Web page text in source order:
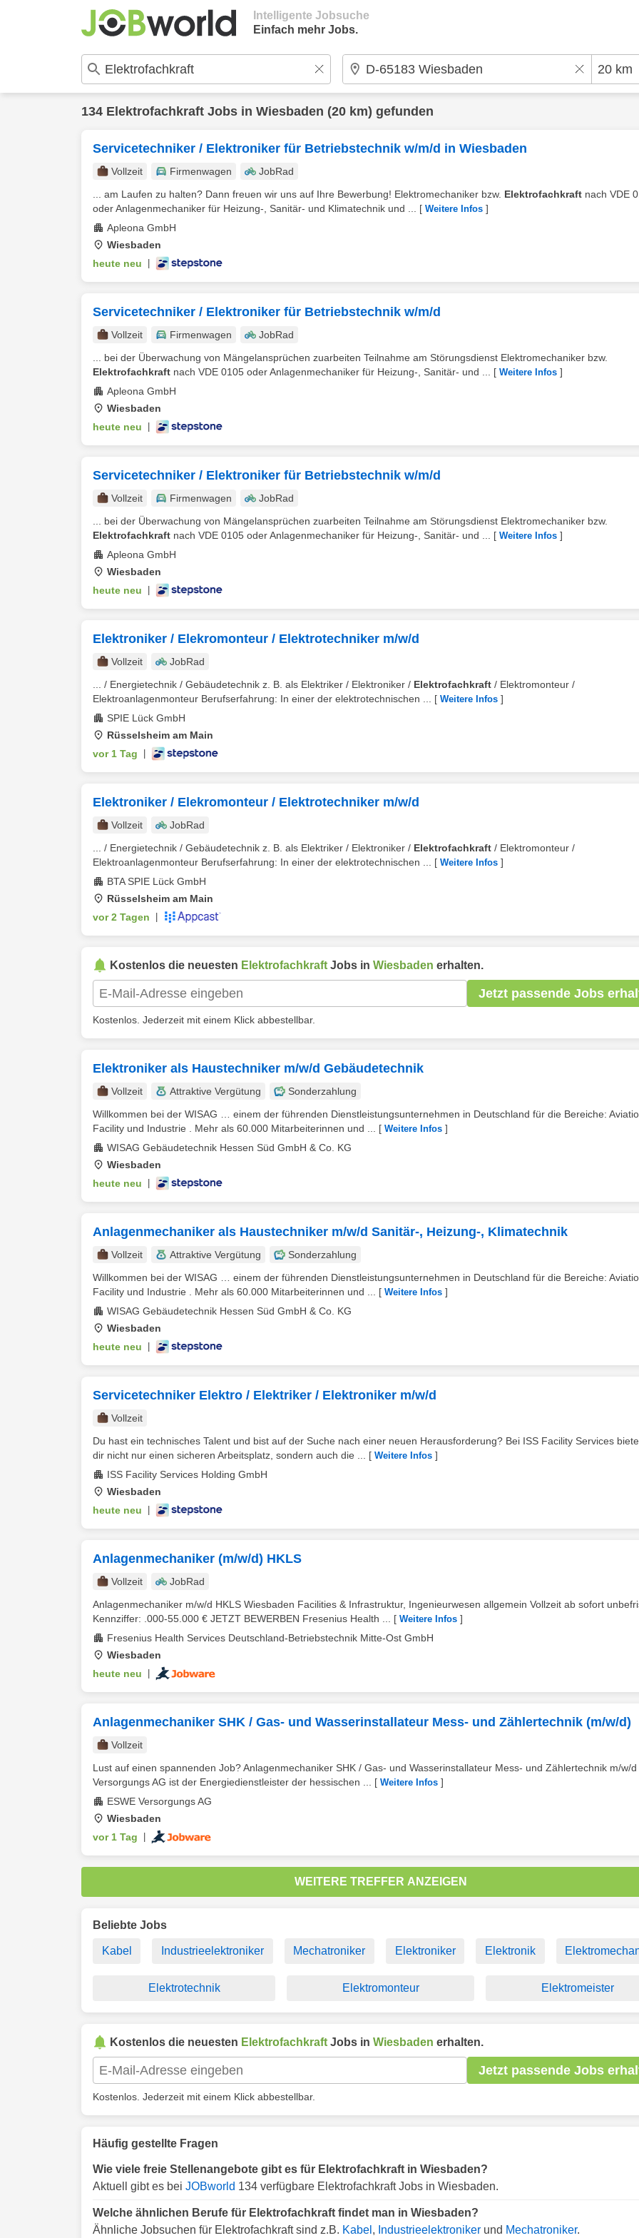
Intelligente Jobsuche
Einfach mehr Jobs.
134 Elektrofachkraft Jobs in Wiesbaden (20 km) gefunden
Servicetechniker / Elektroniker für Betriebstechnik w/m/d in Wiesbaden
Vollzeit Firmenwagen
JobRad
... am Laufen zu halten? Dann freuen wir uns auf Ihre Bewerbung! Elektromechaniker bzw. Elektrofachkraft nach VDE
oder Anlagenmechaniker für Heizung-, Sanitär- und Klimatechnik und ...
[ Weitere Infos ]
Apleona GmbH
Wiesbaden
heute neu
Servicetechniker / Elektroniker für Betriebstechnik w/m/d
Vollzeit Firmenwagen
JobRad
... bei der Überwachung von Mängelansprüchen zuarbeiten Teilnahme am Störungsdienst Elektromechaniker bzw.
Elektrofachkraft nach VDE 0105 oder Anlagenmechaniker für Heizung-, Sanitär- und ... [ Weitere Infos ]
Apleona GmbH
Wiesbaden
heute neu
Servicetechniker / Elektroniker für Betriebstechnik w/m/d
Vollzeit Firmenwagen
JobRad
... bei der Überwachung von Mängelansprüchen zuarbeiten Teilnahme am Störungsdienst Elektromechaniker bzw.
Elektrofachkraft nach VDE 0105 oder Anlagenmechaniker für Heizung-, Sanitär- und ... [ Weitere Infos ]
Apleona GmbH
Wiesbaden
heute neu
Elektroniker / Elekromonteur / Elektrotechniker m/w/d
Vollzeit
JobRad
... / Energietechnik / Gebäudetechnik z. B. als Elektriker / Elektroniker / Elektrofachkraft / Elektromonteur /
Elektroanlagenmonteur Berufserfahrung: In einer der elektrotechnischen ...
[ Weitere Infos ]
SPIE Lück GmbH
Rüsselsheim am Main
vor 1 Tag
Elektroniker / Elekromonteur / Elektrotechniker m/w/d
Vollzeit
JobRad
... / Energietechnik / Gebäudetechnik z. B. als Elektriker / Elektroniker / Elektrofachkraft / Elektromonteur /
Elektroanlagenmonteur Berufserfahrung: In einer der elektrotechnischen ...
[ Weitere Infos ]
BTA SPIE Lück GmbH
Rüsselsheim am Main
vor 2 Tagen
Kostenlos die neuesten Elektrofachkraft Jobs in Wiesbaden erhalten.
Jetzt passende Jobs
Kostenlos. Jederzeit mit einem Klick abbestellbar.
Elektroniker als Haustechniker m/w/d Gebäudetechnik
Vollzeit Attraktive Vergütung
Sonderzahlung
Willkommen bei der WISAG … einem der führenden Dienstleistungsunternehmen in Deutschland für die Bereiche:
Facility und Industrie . Mehr als 60.000 Mitarbeiterinnen und ...
[ Weitere Infos ]
WISAG Gebäudetechnik Hessen Süd GmbH & Co. KG
Wiesbaden
heute neu
Anlagenmechaniker als Haustechniker m/w/d Sanitär-, Heizung-, Klimatechnik
Vollzeit Attraktive Vergütung
Sonderzahlung
Willkommen bei der WISAG … einem der führenden Dienstleistungsunternehmen in Deutschland für die Bereiche:
Facility und Industrie . Mehr als 60.000 Mitarbeiterinnen und ...
[ Weitere Infos ]
WISAG Gebäudetechnik Hessen Süd GmbH & Co. KG
Wiesbaden
heute neu
Servicetechniker Elektro / Elektriker / Elektroniker m/w/d
Vollzeit
Du hast ein technisches Talent und bist auf der Suche nach einer neuen Herausforderung? Bei ISS Facility Services
dir nicht nur einen sicheren Arbeitsplatz, sondern auch die ...
[ Weitere Infos ]
ISS Facility Services Holding GmbH
Wiesbaden
heute neu
Anlagenmechaniker (m/w/d) HKLS
Vollzeit
JobRad
Anlagenmechaniker m/w/d HKLS Wiesbaden Facilities & Infrastruktur, Ingenieurwesen allgemein Vollzeit ab sofort
Kennziffer: .000-55.000 € JETZT BEWERBEN Fresenius Health ...
[ Weitere Infos ]
Fresenius Health Services Deutschland-Betriebstechnik Mitte-Ost GmbH
Wiesbaden
heute neu
Anlagenmechaniker SHK / Gas- und Wasserinstallateur Mess- und Zählertechnik (m/w/d)
Vollzeit
Lust auf einen spannenden Job? Anlagenmechaniker SHK / Gas- und Wasserinstallateur Mess- und Zählertechnik m/w/d
Versorgungs AG ist der Energiedienstleister der hessischen ...
[ Weitere Infos ]
ESWE Versorgungs AG
Wiesbaden
vor 1 Tag
WEITERE TREFFER ANZEIGEN
Beliebte Jobs
Kabel Industrieelektroniker Mechatroniker Elektroniker Elektronik
Elektrotechnik Elektromonteur Elektromeister
Kostenlos die neuesten Elektrofachkraft Jobs in Wiesbaden erhalten.
Jetzt passende Jobs
Kostenlos. Jederzeit mit einem Klick abbestellbar.
Häufig gestellte Fragen
Wie viele freie Stellenangebote gibt es für Elektrofachkraft in Wiesbaden?
Aktuell gibt es bei JOBworld 134 verfügbare Elektrofachkraft Jobs in Wiesbaden.
Welche ähnlichen Berufe für Elektrofachkraft findet man in Wiesbaden?
Ähnliche Jobsuchen für Elektrofachkraft sind z.B. Kabel , Industrieelektroniker und Mechatroniker.